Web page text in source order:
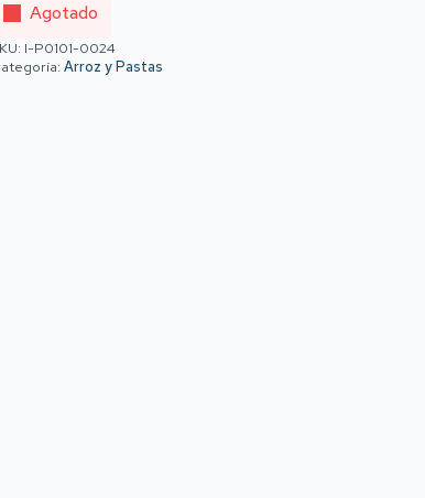
Agotado
I-P0101-0024
Arroz y Pastas